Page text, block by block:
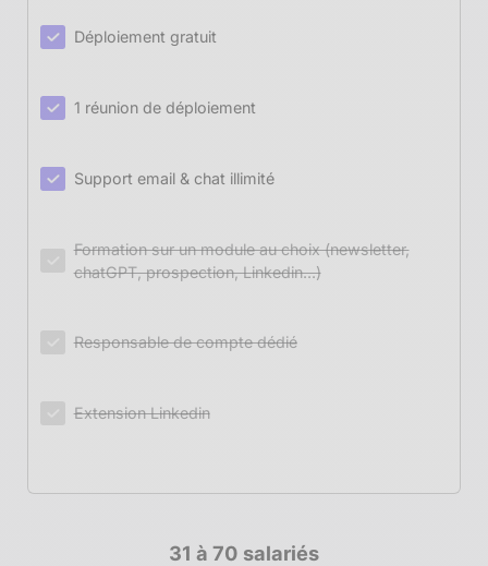
Déploiement gratuit
1 réunion de déploiement
Support email & chat illimité
Formation sur un module au choix (newsletter,
chatGPT, prospection, Linkedin...)
Responsable de compte dédié
Extension Linkedin
31 à 70 salariés